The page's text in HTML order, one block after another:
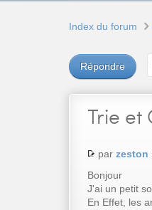
Index du forum
Répondre
Trie et
par zeston
Bonjour
J'ai un petit
En Effet, les